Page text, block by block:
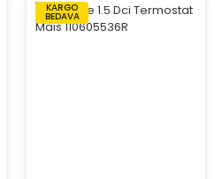
KARGO
BEDAVA